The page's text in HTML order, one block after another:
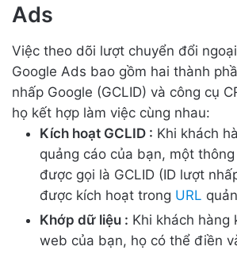
Ads
Việc theo dõi lượt chuyển đổi
Google Ads bao gồm hai thành
nhấp Google (GCLID) và công cụ
họ kết hợp làm việc cùng nhau:
Kích hoạt GCLID : Khi khách
quảng cáo của bạn, một
được gọi là GCLID (ID lượt
được kích hoạt trong URL
Khớp dữ liệu : Khi khách hàng
web của bạn, họ có thể điền